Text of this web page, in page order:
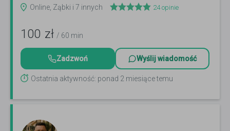
Online, Ząbki i 7 innych
24opinie
100 zł / 60 min
Zadzwoń Wyślij wiadomość
Ostatnia aktywność: ponad 2 miesiące temu